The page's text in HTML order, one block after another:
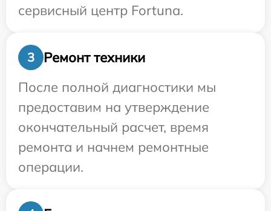
сервисный центр Fortuna.
3
Ремонт техники
После полной диагностики мы
предоставим на утверждение
окончательный расчет, время
ремонта и начнем ремонтные
операции.